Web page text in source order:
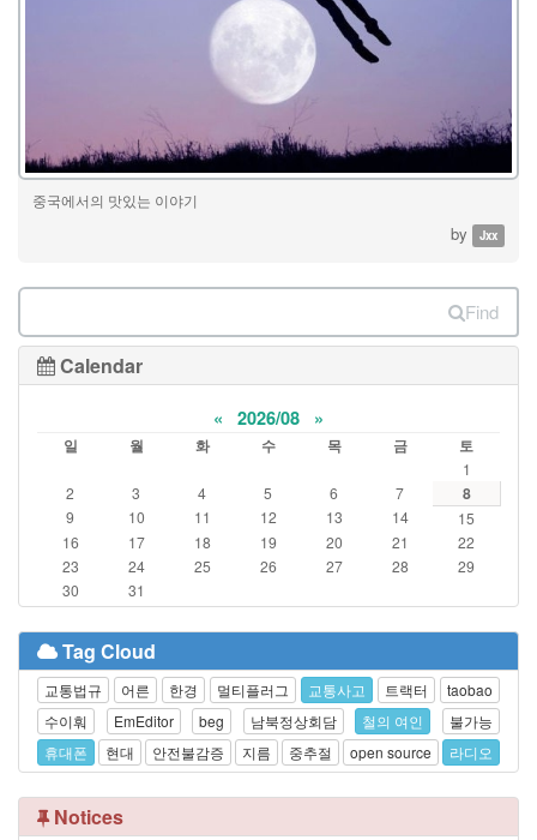
중국에서의 맛있는 이야기
by Jxx
Find
Calendar
« 2026/08 »
일 월 화 수 목 금 토
1
2
3 4 5 6 7 8
9 10 11 12 13 14
15
16
17 18 19 20 21
22
23
24 25 26 27 28
29
30
31
Tag Cloud
교통법규 어른 한경 멀티플러그 교통사고 트랙터
taobao
수이훠
EmEditor beg 남북정상회담 철의 여인
불가능
휴대폰
현대 안전불감증 지름 중추절 open source 라디오
Notices